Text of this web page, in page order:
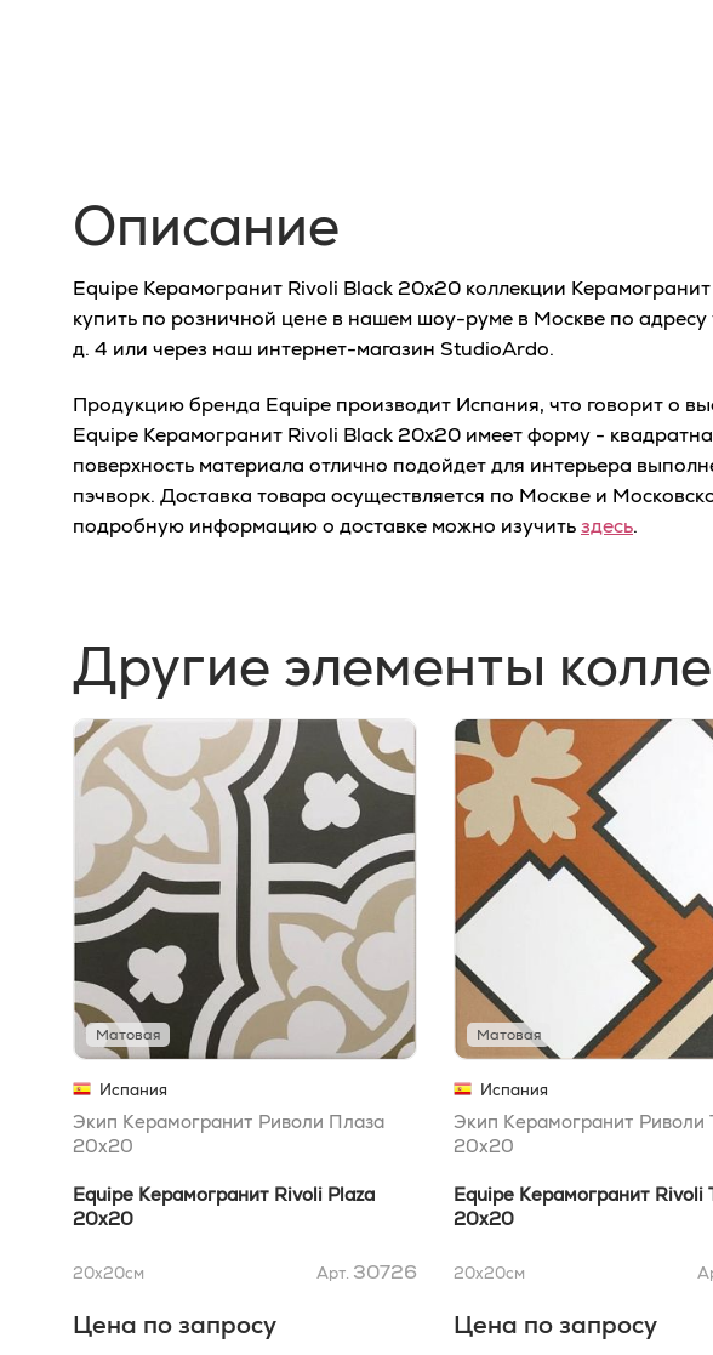
Описание
Equipe Керамогранит Rivoli Black 20x20 коллекции
купить по розничной цене в нашем шоу-руме в Москве по
д. 4 или через наш интернет-магазин StudioArdo.
Продукцию бренда Equipe производит Испания, что говорит о
Equipe Керамогранит Rivoli Black 20x20 имеет форму -
поверхность материала отлично подойдет для интерьера
пэчворк. Доставка товара осуществляется по Москве и
подробную информацию о доставке можно изучитьздесь.
Другие элементы
Матовая
Испания
Экип Керамогранит Риволи Плаза
20x20
Equipe Керамогранит Rivoli Plaza
20x20
20x20см Арт. 30726
Цена по запросу
Матовая
Испания
Экип Керамогранит Риволи
20x20
Equipe Керамогранит Rivoli
20x20
20x20см
Цена по запросу